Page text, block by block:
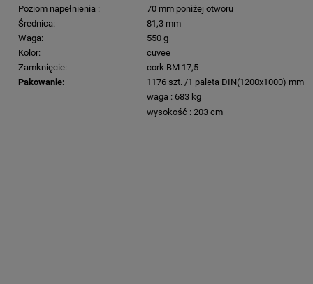
Poziom napełnienia :
70 mm poniżej otworu
Średnica:
81,3 mm
Waga:
550 g
Kolor:
cuvee
Zamknięcie:
cork BM 17,5
Pakowanie:
1176 szt. /1 paleta DIN(1200x1000) mm
waga : 683 kg
wysokość : 203 cm